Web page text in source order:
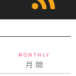
MONTHLY
月 間